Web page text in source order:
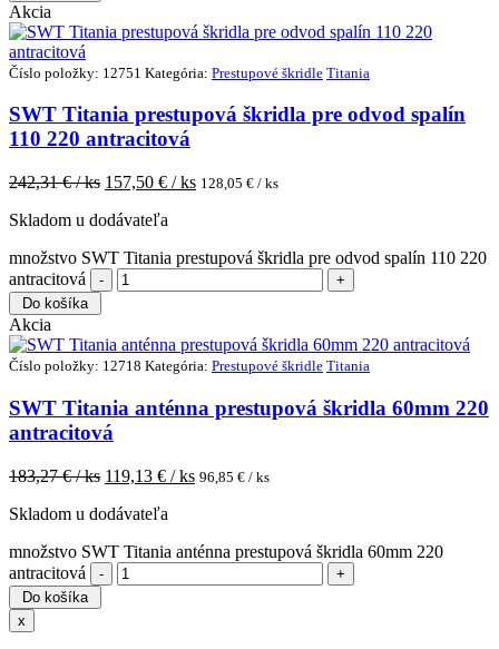
Akcia
Číslo položky: 12751 Kategória: Prestupové škridle Titania
SWT Titania prestupová škridla pre odvod spalín
110 220 antracitová
242,31€ / ks 157,50 € / ks 128,05 € / ks
Skladom u dodávateľa
množstvo SWT Titania prestupová škridla pre odvod spalín 110 220
antracitová
Do košíka
Akcia
Číslo položky: 12718 Kategória: Prestupové škridle Titania
SWT Titania anténna prestupová škridla 60mm 220
antracitová
183,27€ / ks 119,13 € / ks 96,85 € / ks
Skladom u dodávateľa
množstvo SWT Titania anténna prestupová škridla 60mm 220
antracitová
Do košíka
x